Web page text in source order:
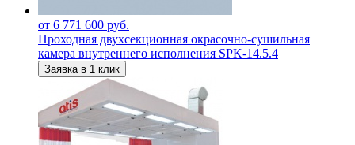
от 6 771 600 руб.
Проходная двухсекционная окрасочно-сушильная
камера внутреннего исполнения SPK-14.5.4
Заявка в 1 клик